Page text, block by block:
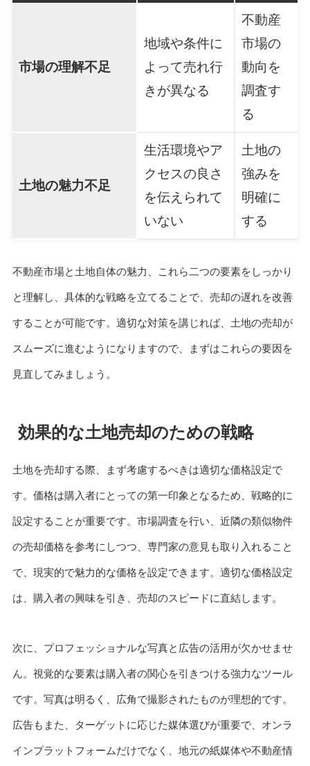
市場の理解不足
地域や条件に
よって売れ行
きが異なる
不動産
市場の
動向を
調査す
る
土地の魅力不足
生活環境やア
クセスの良さ
を伝えられて
いない
土地の
強みを
明確に
する
不動産市場と土地自体の魅力、これら二つの要素をしっかり
と理解し、具体的な戦略を立てることで、売却の遅れを改善
することが可能です。適切な対策を講じれば、土地の売却が
スムーズに進むようになりますので、まずはこれらの要因を
見直してみましょう。
効果的な土地売却のための戦略
土地を売却する際、まず考慮するべきは適切な価格設定で
す。価格は購入者にとっての第一印象となるため、戦略的に
設定することが重要です。市場調査を行い、近隣の類似物件
の売却価格を参考にしつつ、専門家の意見も取り入れること
で、現実的で魅力的な価格を設定できます。適切な価格設定
は、購入者の興味を引き、売却のスピードに直結します。
次に、プロフェッショナルな写真と広告の活用が欠かせませ
ん。視覚的な要素は購入者の関心を引きつける強力なツール
です。写真は明るく、広角で撮影されたものが理想的です。
広告もまた、ターゲットに応じた媒体選びが重要で、オンラ
インプラットフォームだけでなく、地元の紙媒体や不動産情